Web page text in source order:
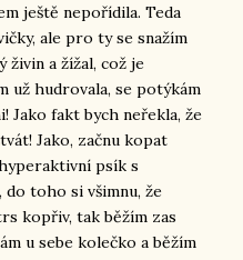
ještě nepořídila. Teda
ale pro ty se snažím
živin a žížal, což je
už hudrovala, se potýkám
Jako fakt bych neřekla, že
Jako, začnu kopat
psík s
do toho si všimnu, že
kopřiv, tak běžím zas
u sebe kolečko a běžím